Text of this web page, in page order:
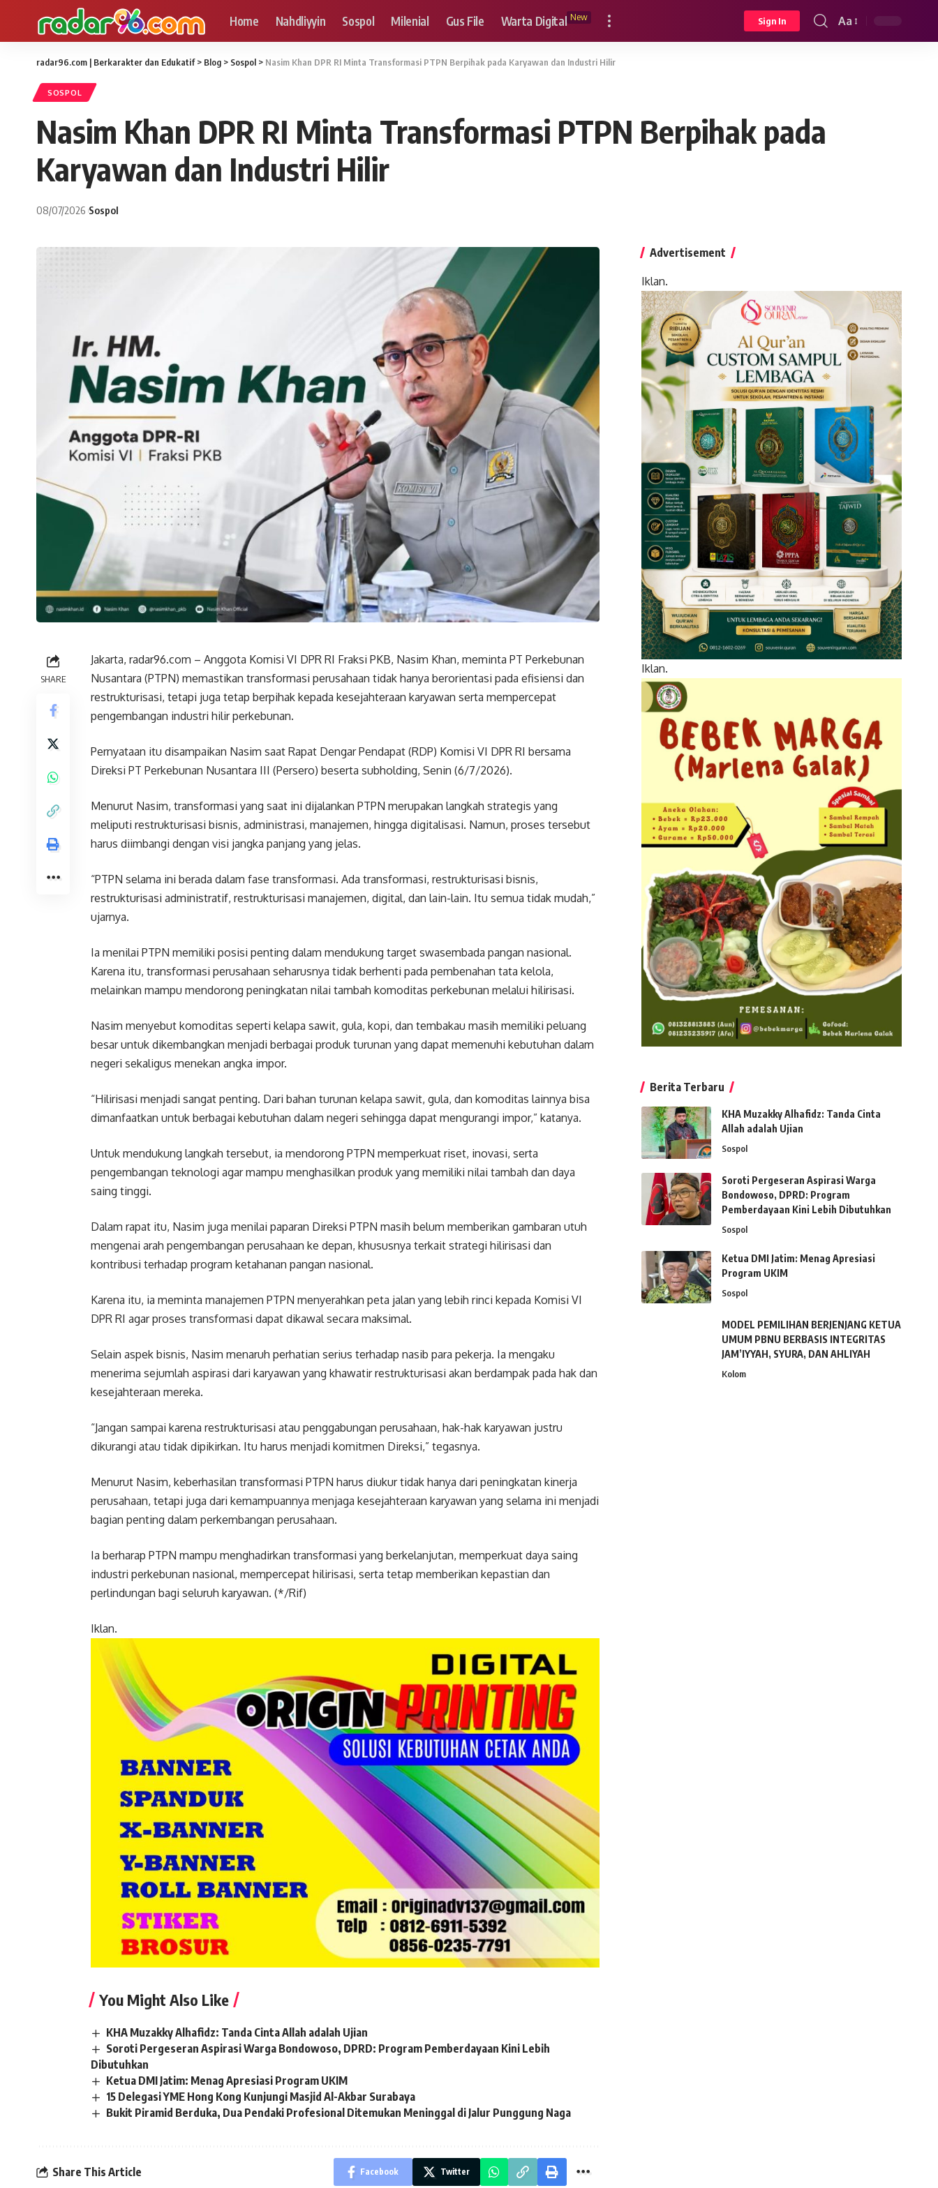
Home Nahdliyyin Sospol Milenial Gus File Warta Digital New Sign In
Font
Aa
radar96.com | Berkarakter dan Edukatif> Blog > Sospol > Nasim Khan DPR RI Minta Transformasi PTPN Berpihak pada Karyawan dan Industri Hilir
SOSPOL
Nasim Khan DPR RI Minta Transformasi PTPN Berpihak pada
Karyawan dan Industri Hilir
08/07/2026 Sospol
SHARE
Jakarta, radar96.com – Anggota Komisi VI DPR RI Fraksi PKB, Nasim Khan, meminta PT Perkebunan
Nusantara (PTPN) memastikan transformasi perusahaan tidak hanya berorientasi pada efisiensi dan
restrukturisasi, tetapi juga tetap berpihak kepada kesejahteraan karyawan serta mempercepat
pengembangan industri hilir perkebunan.
Pernyataan itu disampaikan Nasim saat Rapat Dengar Pendapat (RDP) Komisi VI DPR RI bersama
Direksi PT Perkebunan Nusantara III (Persero) beserta subholding, Senin (6/7/2026).
Menurut Nasim, transformasi yang saat ini dijalankan PTPN merupakan langkah strategis yang
meliputi restrukturisasi bisnis, administrasi, manajemen, hingga digitalisasi. Namun, proses tersebut
harus diimbangi dengan visi jangka panjang yang jelas.
“PTPN selama ini berada dalam fase transformasi. Ada transformasi, restrukturisasi bisnis,
restrukturisasi administratif, restrukturisasi manajemen, digital, dan lain-lain. Itu semua tidak mudah,”
ujarnya.
Ia menilai PTPN memiliki posisi penting dalam mendukung target swasembada pangan nasional.
Karena itu, transformasi perusahaan seharusnya tidak berhenti pada pembenahan tata kelola,
melainkan mampu mendorong peningkatan nilai tambah komoditas perkebunan melalui hilirisasi.
Nasim menyebut komoditas seperti kelapa sawit, gula, kopi, dan tembakau masih memiliki peluang
besar untuk dikembangkan menjadi berbagai produk turunan yang dapat memenuhi kebutuhan dalam
negeri sekaligus menekan angka impor.
“Hilirisasi menjadi sangat penting. Dari bahan turunan kelapa sawit, gula, dan komoditas lainnya bisa
dimanfaatkan untuk berbagai kebutuhan dalam negeri sehingga dapat mengurangi impor,” katanya.
Untuk mendukung langkah tersebut, ia mendorong PTPN memperkuat riset, inovasi, serta
pengembangan teknologi agar mampu menghasilkan produk yang memiliki nilai tambah dan daya
saing tinggi.
Dalam rapat itu, Nasim juga menilai paparan Direksi PTPN masih belum memberikan gambaran utuh
mengenai arah pengembangan perusahaan ke depan, khususnya terkait strategi hilirisasi dan
kontribusi terhadap program ketahanan pangan nasional.
Karena itu, ia meminta manajemen PTPN menyerahkan peta jalan yang lebih rinci kepada Komisi VI
DPR RI agar proses transformasi dapat dikawal secara maksimal.
Selain aspek bisnis, Nasim menaruh perhatian serius terhadap nasib para pekerja. Ia mengaku
menerima sejumlah aspirasi dari karyawan yang khawatir restrukturisasi akan berdampak pada hak dan
kesejahteraan mereka.
“Jangan sampai karena restrukturisasi atau penggabungan perusahaan, hak-hak karyawan justru
dikurangi atau tidak dipikirkan. Itu harus menjadi komitmen Direksi,” tegasnya.
Menurut Nasim, keberhasilan transformasi PTPN harus diukur tidak hanya dari peningkatan kinerja
perusahaan, tetapi juga dari kemampuannya menjaga kesejahteraan karyawan yang selama ini menjadi
bagian penting dalam perkembangan perusahaan.
Ia berharap PTPN mampu menghadirkan transformasi yang berkelanjutan, memperkuat daya saing
industri perkebunan nasional, mempercepat hilirisasi, serta tetap memberikan kepastian dan
perlindungan bagi seluruh karyawan. (*/Rif)
Iklan.
You Might Also Like
KHA Muzakky Alhafidz: Tanda Cinta Allah adalah Ujian
Soroti Pergeseran Aspirasi Warga Bondowoso, DPRD: Program Pemberdayaan Kini Lebih
Dibutuhkan
Ketua DMI Jatim: Menag Apresiasi Program UKIM
15 Delegasi YME Hong Kong Kunjungi Masjid Al-Akbar Surabaya
Bukit Piramid Berduka, Dua Pendaki Profesional Ditemukan Meninggal di Jalur Punggung Naga
Share This Article Facebook Twitter
Advertisement
Iklan.
Iklan.
Berita Terbaru
KHA Muzakky Alhafidz: Tanda Cinta
Allah adalah Ujian
Sospol
Soroti Pergeseran Aspirasi Warga
Bondowoso, DPRD: Program
Pemberdayaan Kini Lebih Dibutuhkan
Sospol
Ketua DMI Jatim: Menag Apresiasi
Program UKIM
Sospol
MODEL PEMILIHAN BERJENJANG KETUA
UMUM PBNU BERBASIS INTEGRITAS
JAM’IYYAH, SYURA, DAN AHLIYAH
Kolom